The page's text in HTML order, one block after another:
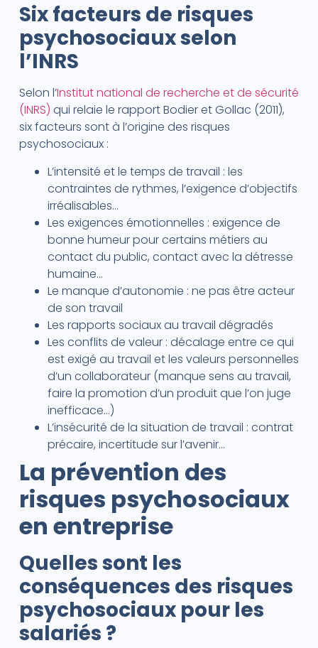
Six facteurs de risques
psychosociaux selon
l’INRS
Selon l’Institut national de recherche et de sécurité
(INRS) qui relaie le rapport Bodier et Gollac (2011),
six facteurs sont à l’origine des risques
psychosociaux :
L’intensité et le temps de travail : les
contraintes de rythmes, l’exigence d’objectifs
irréalisables…
Les exigences émotionnelles : exigence de
bonne humeur pour certains métiers au
contact du public, contact avec la détresse
humaine…
Le manque d’autonomie : ne pas être acteur
de son travail
Les rapports sociaux au travail dégradés
Les conflits de valeur : décalage entre ce qui
est exigé au travail et les valeurs personnelles
d’un collaborateur (manque sens au travail,
faire la promotion d’un produit que l’on juge
inefficace…)
L’insécurité de la situation de travail : contrat
précaire, incertitude sur l’avenir…
La prévention des
risques psychosociaux
en entreprise
Quelles sont les
conséquences des risques
psychosociaux pour les
salariés ?